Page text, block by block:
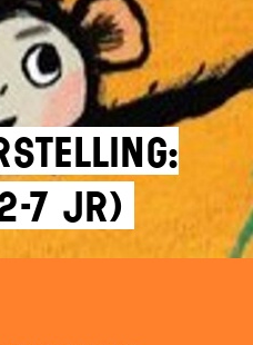
7 jr)